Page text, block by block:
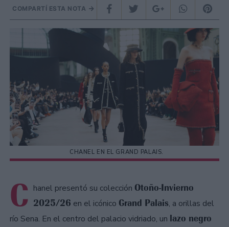
COMPARTÍ ESTA NOTA
CHANEL EN EL GRAND PALAIS.
C hanel presentó su colección Otoño-Invierno
2025/26 en el icónico Grand Palais, a orillas del
río Sena. En el centro del palacio vidriado, un lazo negro